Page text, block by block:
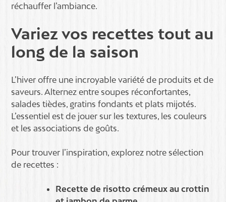
réchauffer l’ambiance.
Variez vos recettes tout au
long de la saison
L’hiver offre une incroyable variété de produits et de
saveurs. Alternez entre soupes réconfortantes,
salades tièdes, gratins fondants et plats mijotés.
L’essentiel est de jouer sur les textures, les couleurs
et les associations de goûts.
Pour trouver l’inspiration, explorez notre sélection
de recettes :
Recette de risotto crémeux au crottin